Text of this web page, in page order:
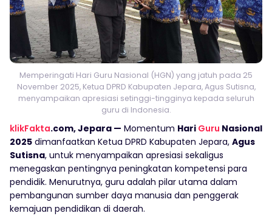
Memperingati Hari Guru Nasional (HGN) yang jatuh pada 25
November 2025, Ketua DPRD Kabupaten Jepara, Agus Sutisna,
menyampaikan apresiasi setinggi-tingginya kepada seluruh
guru di Indonesia.
klikFakta.com, Jepara — Momentum Hari Guru Nasional
2025 dimanfaatkan Ketua DPRD Kabupaten Jepara, Agus
Sutisna, untuk menyampaikan apresiasi sekaligus
menegaskan pentingnya peningkatan kompetensi para
pendidik. Menurutnya, guru adalah pilar utama dalam
pembangunan sumber daya manusia dan penggerak
kemajuan pendidikan di daerah.